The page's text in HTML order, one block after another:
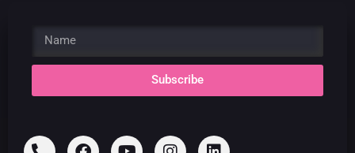
Subscribe